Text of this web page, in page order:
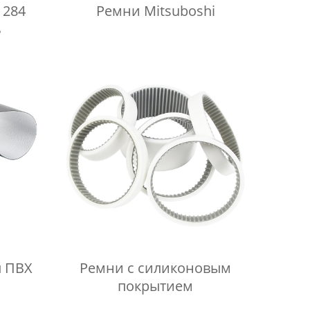
Ремни Mitsuboshi
ПВХ
Ремни с силиконовым
покрытием